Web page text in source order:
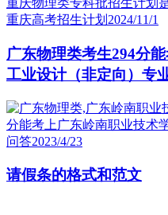
重庆高考招生计划 2024/11/1
广东物理类考生294分
工业设计（非定向）专
问答2023/4/23
请假条的格式和范文